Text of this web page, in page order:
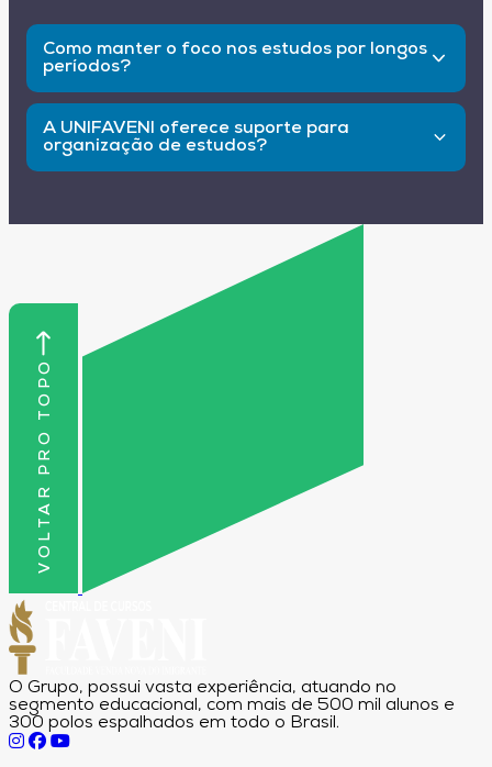
Como manter o foco nos estudos por longos
períodos?
Desative notificações de redes sociais, faça
pausas regulares e utilize técnicas como o
método Pomodoro para manter a
concentração.
A UNIFAVENI oferece suporte para
organização de estudos?
VOLTAR PRO TOPO
O Grupo, possui vasta experiência, atuando no
segmento educacional, com mais de 500 mil alunos e
300 polos espalhados em todo o Brasil.